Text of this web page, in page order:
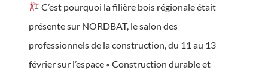
C’est pourquoi la filière bois régionale était
présente sur NORDBAT, le salon des
professionnels de la construction, du 11 au 13
février sur l’espace « Construction durable et